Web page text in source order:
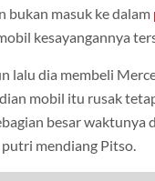
bukan masuk ke dalam
kesayangannya
lalu dia membeli
mobil itu rusak
besar waktunya
putri mendiang Pitso.